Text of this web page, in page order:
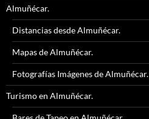
Almuñécar.
Distancias desde Almuñécar.
Mapas de Almuñécar.
Fotografías Imágenes de Almuñécar.
Turismo en Almuñécar.